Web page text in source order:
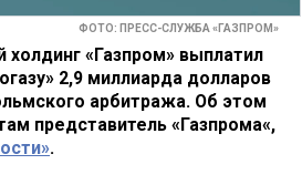
ФОТО: ПРЕСС-СЛУЖБА «ГАЗПРОМ»
холдинг «Газпром» выплатил
2,9 миллиарда долларов
арбитража. Об этом
представитель «Газпрома«,
.